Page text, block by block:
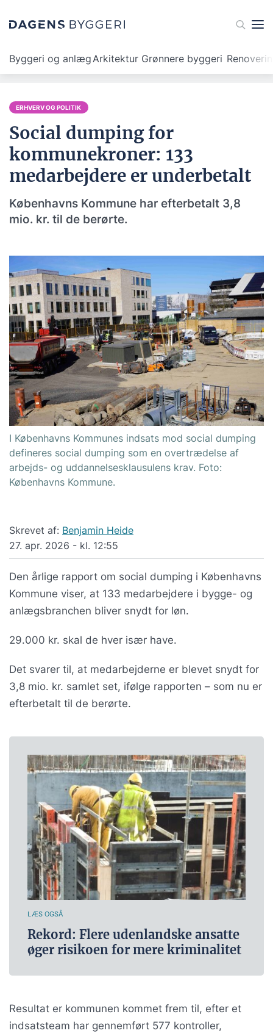
Byggeri og anlægArkitektur Grønnere byggeri
ERHVERV OG POLITIK
Social dumping for
kommunekroner: 133
medarbejdere er underbetalt
Københavns Kommune har efterbetalt 3,8
mio. kr. til de berørte.
I Københavns Kommunes indsats mod social dumping
defineres social dumping som en overtrædelse af
arbejds- og uddannelsesklausulens krav. Foto:
Københavns Kommune.
Skrevet af: Benjamin Heide
27. apr. 2026 - kl. 12:55
Den årlige rapport om social dumping i Københavns
Kommune viser, at 133 medarbejdere i bygge- og
anlægsbranchen bliver snydt for løn.
29.000 kr. skal de hver især have.
Det svarer til, at medarbejderne er blevet snydt for
3,8 mio. kr. samlet set, ifølge rapporten – som nu er
efterbetalt til de berørte.
LÆS OGSÅ
Rekord: Flere udenlandske ansatte
øger risikoen for mere kriminalitet
Resultat er kommunen kommet frem til, efter et
indsatsteam har gennemført 577 kontroller,